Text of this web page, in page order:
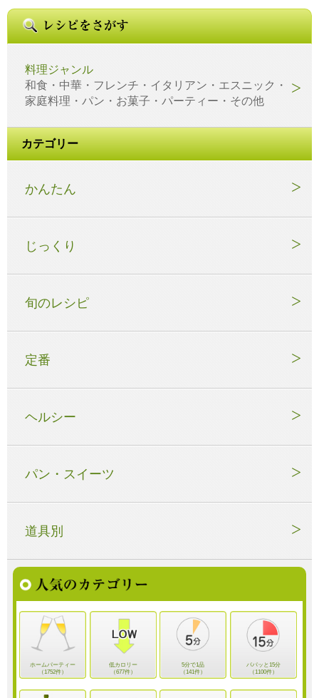
料理ジャンル
和食・中華・フレンチ・イタリアン・エスニック・
家庭料理・パン・お菓子・パーティー・その他
カテゴリー
かんたん
じっくり
旬のレシピ
定番
ヘルシー
パン・スイーツ
道具別
ホームパーティー
（1752件）
低カロリー
（677件）
5分で1品
（141件）
パパッと15分
（1100件）